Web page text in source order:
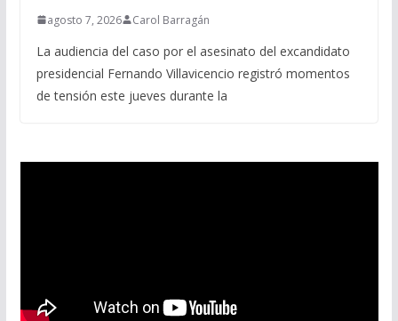
agosto 7, 2026 Carol Barragán
La audiencia del caso por el asesinato del excandidato
presidencial Fernando Villavicencio registró momentos
de tensión este jueves durante la